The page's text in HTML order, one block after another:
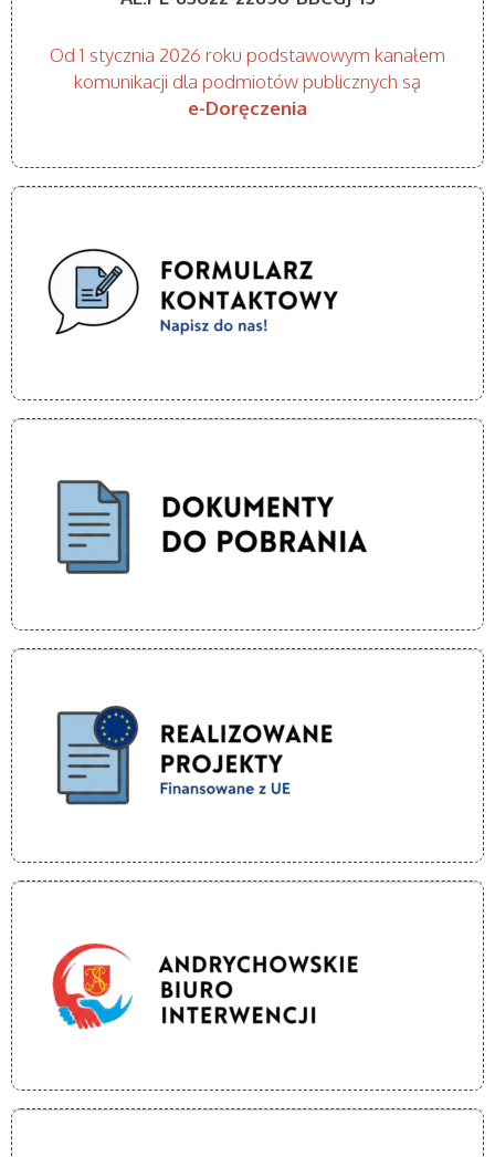
g
a
c
j
a
p
o
w
p
i
s
a
c
h
Od 1 stycznia 2026 roku podstawowym kanałem
komunikacji dla podmiotów publicznych są
e-Doręczenia